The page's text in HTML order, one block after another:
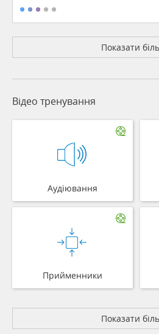
Показати
Відео тренування
Аудіювання
Прийменники
Показати